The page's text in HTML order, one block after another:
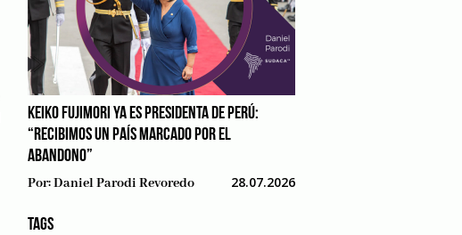
KEIKO FUJIMORI YA ES PRESIDENTA DE PERÚ:
“RECIBIMOS UN PAÍS MARCADO POR EL
ABANDONO”
Por:Daniel Parodi Revoredo 28.07.2026
TAGS